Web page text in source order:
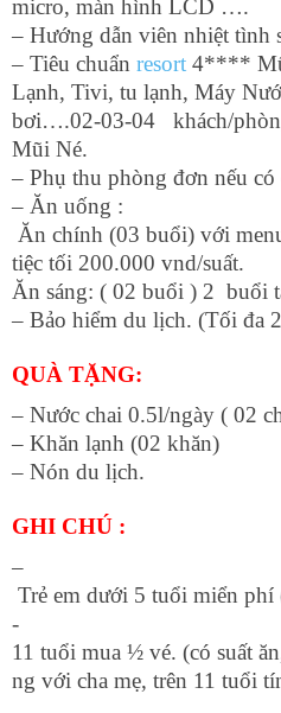
micro, màn hình LCD ….
– Hướng dẫn viên nhiệt tình
– Tiêu chuẩn resort 4****
Lạnh, Tivi, tu lạnh, Máy
bơi….02-03-04 khách/
Mũi Né.
– Phụ thu phòng đơn nếu
– Ăn uống :
Ăn chính (03 buổi) với
tiệc tối 200.000 vnd/suất.
Ăn sáng: ( 02 buổi ) 2 buổi
– Bảo hiểm du lịch. (Tối đa
QUÀ TẶNG:
– Nước chai 0.5l/ngày ( 02
– Khăn lạnh (02 khăn)
– Nón du lịch.
GHI CHÚ :
–
Trẻ em dưới 5 tuổi miển phí
-
11 tuổi mua ½ vé. (có suất
ng với cha mẹ, trên 11 tuổi